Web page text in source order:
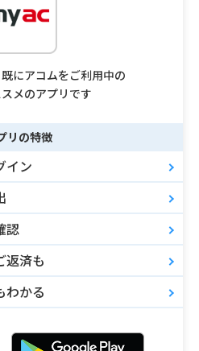
にアコムをご利用中の
メのアプリです
リの特徴
イン
認
返済も
わかる